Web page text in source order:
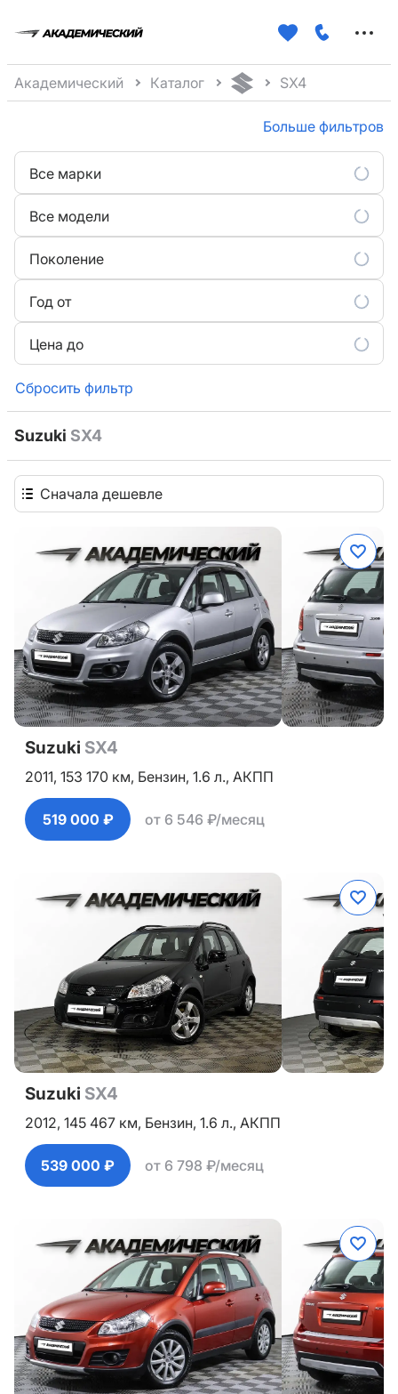
Академический Каталог SX4
Больше фильтров
Все марки
Все модели
Поколение
Год от
Цена до
Сбросить фильтр
Suzuki SX4
Сначала дешевле
Suzuki SX4
2011, 153 170 км, Бензин, 1.6 л., АКПП
519 000 ₽ от 6 546 ₽/месяц
Suzuki SX4
2012, 145 467 км, Бензин, 1.6 л., АКПП
539 000 ₽ от 6 798 ₽/месяц